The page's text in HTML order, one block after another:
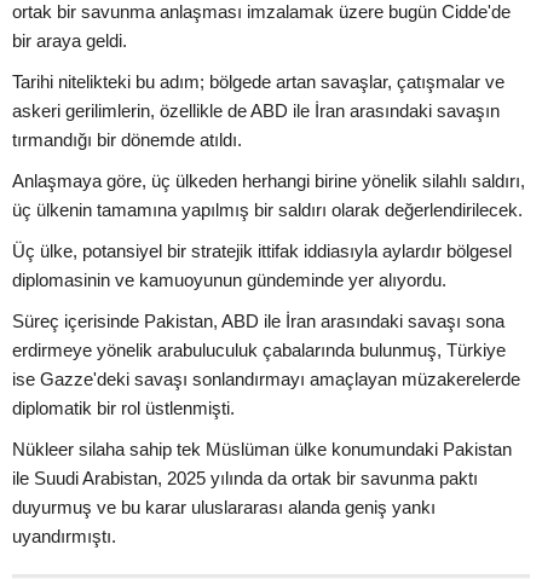
ortak bir savunma anlaşması imzalamak üzere bugün Cidde'de
bir araya geldi.
Tarihi nitelikteki bu adım; bölgede artan savaşlar, çatışmalar ve
askeri gerilimlerin, özellikle de ABD ile İran arasındaki savaşın
tırmandığı bir dönemde atıldı.
Anlaşmaya göre, üç ülkeden herhangi birine yönelik silahlı saldırı,
üç ülkenin tamamına yapılmış bir saldırı olarak değerlendirilecek.
Üç ülke, potansiyel bir stratejik ittifak iddiasıyla aylardır bölgesel
diplomasinin ve kamuoyunun gündeminde yer alıyordu.
Süreç içerisinde Pakistan, ABD ile İran arasındaki savaşı sona
erdirmeye yönelik arabuluculuk çabalarında bulunmuş, Türkiye
ise Gazze'deki savaşı sonlandırmayı amaçlayan müzakerelerde
diplomatik bir rol üstlenmişti.
Nükleer silaha sahip tek Müslüman ülke konumundaki Pakistan
ile Suudi Arabistan, 2025 yılında da ortak bir savunma paktı
duyurmuş ve bu karar uluslararası alanda geniş yankı
uyandırmıştı.